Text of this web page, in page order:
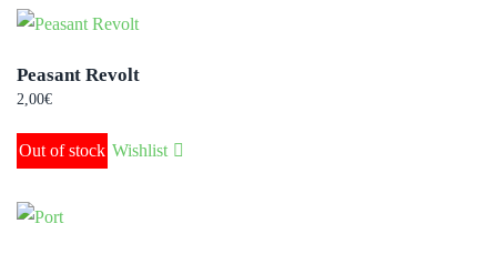
Peasant Revolt
2,00€
Out of stock Wishlist